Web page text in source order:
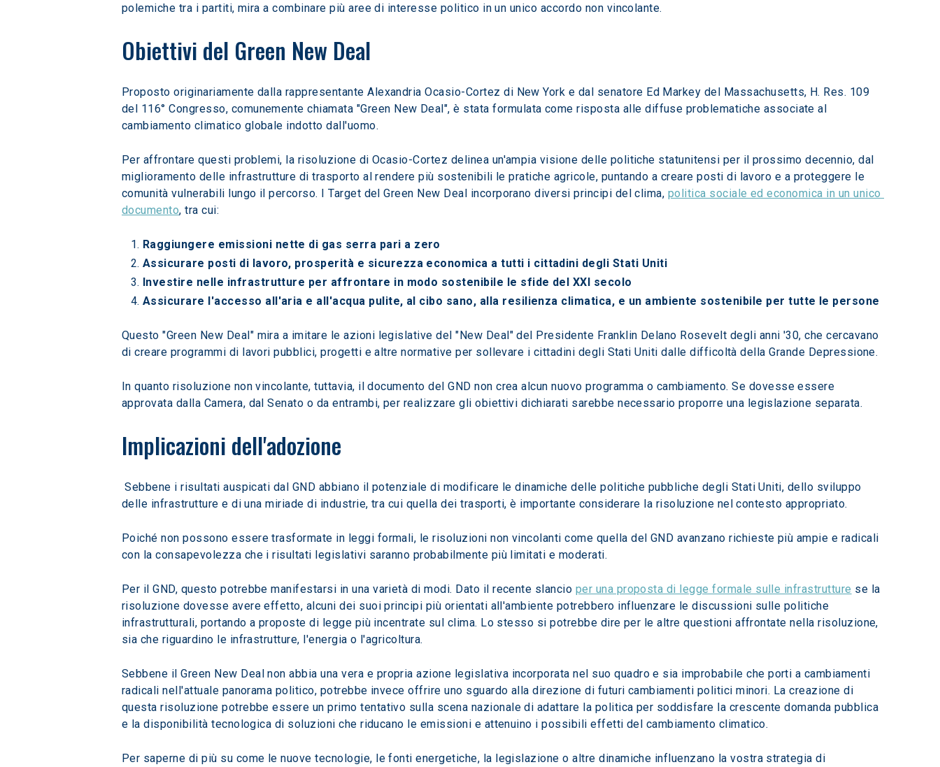
polemiche tra i partiti, mira a combinare più aree di interesse politico in un unico accordo non vincolante.
Obiettivi del Green New Deal
Proposto originariamente dalla rappresentante Alexandria Ocasio-Cortez di New York e dal senatore Ed Markey del Massachusetts, H. Res. 109
del 116° Congresso, comunemente chiamata "Green New Deal", è stata formulata come risposta alle diffuse problematiche associate al
cambiamento climatico globale indotto dall'uomo.
Per affrontare questi problemi, la risoluzione di Ocasio-Cortez delinea un'ampia visione delle politiche statunitensi per il prossimo decennio, dal
miglioramento delle infrastrutture di trasporto al rendere più sostenibili le pratiche agricole, puntando a creare posti di lavoro e a proteggere le
comunità vulnerabili lungo il percorso. I Target del Green New Deal incorporano diversi principi del clima, politica sociale ed economica in un unico
documento, tra cui:
Raggiungere emissioni nette di gas serra pari a zero
Assicurare posti di lavoro, prosperità e sicurezza economica a tutti i cittadini degli Stati Uniti
Investire nelle infrastrutture per affrontare in modo sostenibile le sfide del XXI secolo
Assicurare l'accesso all'aria e all'acqua pulite, al cibo sano, alla resilienza climatica, e un ambiente sostenibile per tutte le persone
Questo "Green New Deal" mira a imitare le azioni legislative del "New Deal" del Presidente Franklin Delano Rosevelt degli anni '30, che cercavano
di creare programmi di lavori pubblici, progetti e altre normative per sollevare i cittadini degli Stati Uniti dalle difficoltà della Grande Depressione.
In quanto risoluzione non vincolante, tuttavia, il documento del GND non crea alcun nuovo programma o cambiamento. Se dovesse essere
approvata dalla Camera, dal Senato o da entrambi, per realizzare gli obiettivi dichiarati sarebbe necessario proporre una legislazione separata.
Implicazioni dell'adozione
Sebbene i risultati auspicati dal GND abbiano il potenziale di modificare le dinamiche delle politiche pubbliche degli Stati Uniti, dello sviluppo
delle infrastrutture e di una miriade di industrie, tra cui quella dei trasporti, è importante considerare la risoluzione nel contesto appropriato.
Poiché non possono essere trasformate in leggi formali, le risoluzioni non vincolanti come quella del GND avanzano richieste più ampie e radicali
con la consapevolezza che i risultati legislativi saranno probabilmente più limitati e moderati.
Per il GND, questo potrebbe manifestarsi in una varietà di modi. Dato il recente slancio per una proposta di legge formale sulle infrastrutture se la
risoluzione dovesse avere effetto, alcuni dei suoi principi più orientati all'ambiente potrebbero influenzare le discussioni sulle politiche
infrastrutturali, portando a proposte di legge più incentrate sul clima. Lo stesso si potrebbe dire per le altre questioni affrontate nella risoluzione,
sia che riguardino le infrastrutture, l'energia o l'agricoltura.
Sebbene il Green New Deal non abbia una vera e propria azione legislativa incorporata nel suo quadro e sia improbabile che porti a cambiamenti
radicali nell'attuale panorama politico, potrebbe invece offrire uno sguardo alla direzione di futuri cambiamenti politici minori. La creazione di
questa risoluzione potrebbe essere un primo tentativo sulla scena nazionale di adattare la politica per soddisfare la crescente domanda pubblica
e la disponibilità tecnologica di soluzioni che riducano le emissioni e attenuino i possibili effetti del cambiamento climatico.
Per saperne di più su come le nuove tecnologie, le fonti energetiche, la legislazione o altre dinamiche influenzano la vostra strategia di